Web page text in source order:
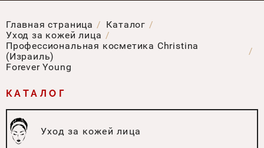
Главная страница
Каталог
Уход за кожей лица
Профессиональная косметика Christina
(Израиль)
Forever Young
КАТАЛОГ
Уход за кожей лица